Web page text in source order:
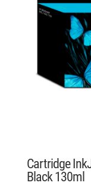
Cartridge
Black 130ml